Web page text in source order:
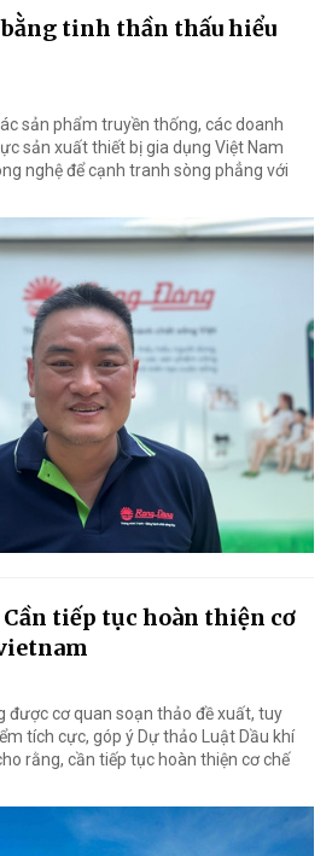
tinh thần thấu hiểu
sản phẩm truyền thống, các doanh
sản xuất thiết bị gia dụng Việt Nam
nghệ để cạnh tranh sòng phẳng với
Cần tiếp tục hoàn thiện cơ
được cơ quan soạn thảo đề xuất, tuy
tích cực, góp ý Dự thảo Luật Dầu khí
rằng, cần tiếp tục hoàn thiện cơ chế